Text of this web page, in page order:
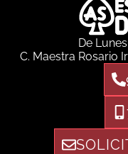
De
C. Maestra Rosario